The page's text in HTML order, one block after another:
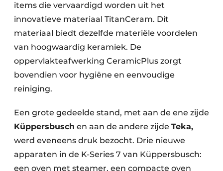
items die vervaardigd worden uit het
innovatieve materiaal TitanCeram. Dit
materiaal biedt dezelfde materiële voordelen
van hoogwaardig keramiek. De
oppervlakteafwerking CeramicPlus zorgt
bovendien voor hygiëne en eenvoudige
reiniging.
Een grote gedeelde stand, met aan de ene zijde
Küppersbusch en aan de andere zijde Teka,
werd eveneens druk bezocht. Drie nieuwe
apparaten in de K-Series 7 van Küppersbusch:
een oven met steamer, een compacte oven